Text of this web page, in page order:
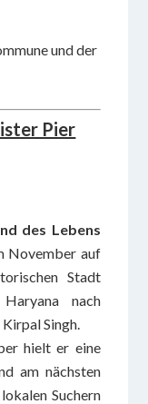
und der
Pier
des Lebens
November auf
Stadt
nach
Singh.
hielt er eine
am nächsten
Suchern